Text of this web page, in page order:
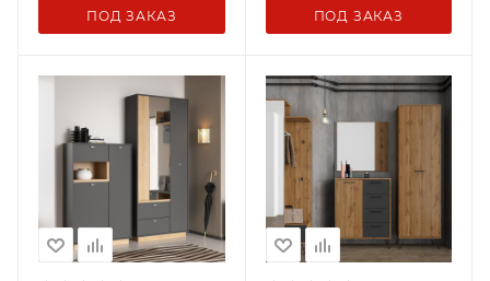
ПОД ЗАКАЗ ПОД ЗАКАЗ